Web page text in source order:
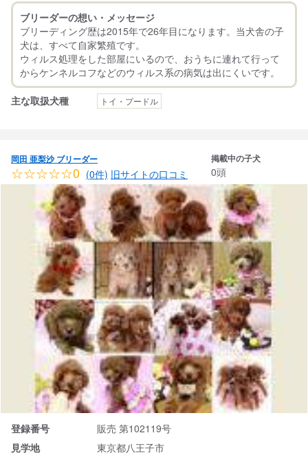
ブリーダーの想い・メッセージ
ブリーディング歴は2015年で26年目になります。当犬舎の子
犬は、すべて自家繁殖です。
ウィルス処理をした部屋にいるので、おうちに連れて行って
主な取扱犬種 トイ・プードル
岡田 亜梨沙 ブリーダー
☆☆☆☆☆0 (0件) 旧サイトの口コミ
掲載中の子犬
0頭
登録番号
販売 第102119号
見学地
東京都八王子市